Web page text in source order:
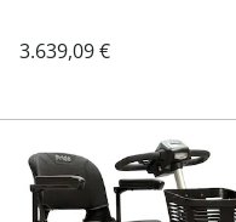
3.639,09 €